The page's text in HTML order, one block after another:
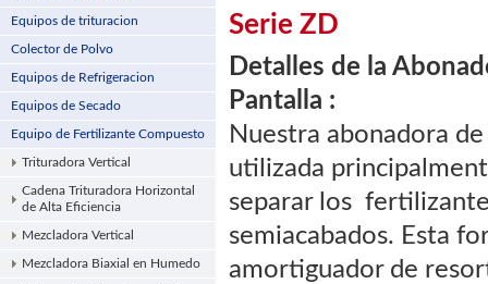
Equipos de trituracion
Colector de Polvo
Equipos de Refrigeracion
Equipos de Secado
Equipo de Fertilizante Compuesto
Trituradora Vertical
Cadena Trituradora Horizontal
de Alta Eficiencia
Mezcladora Vertical
Mezcladora Biaxial en Humedo
Serie ZD
Detalles de la
Pantalla :
Nuestra abonadora
utilizada
separar los
semiacabados. Esta
amortiguador de